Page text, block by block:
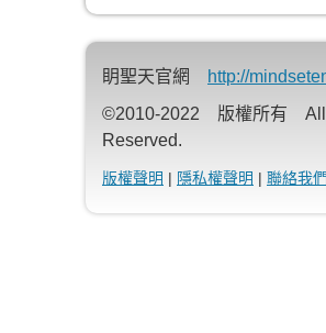
眀聖天官網
http://
©2010-2022 版權所有 All
Reserved.
版權聲明 | 隱私權聲明 | 聯絡我們